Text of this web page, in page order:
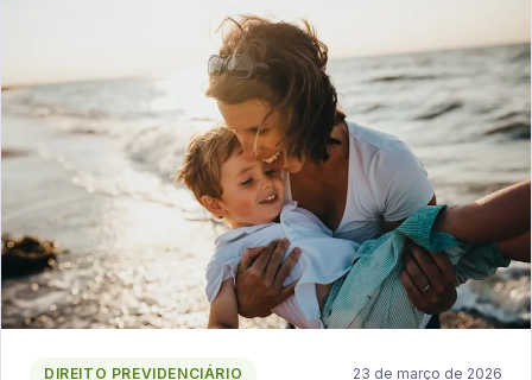
DIREITO PREVIDENCIÁRIO 23 de março de 2026